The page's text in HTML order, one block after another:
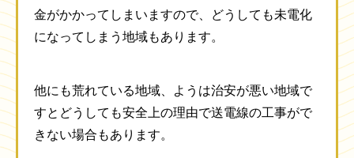
金がかかってしまいますので、どうしても未電化
になってしまう地域もあります。
他にも荒れている地域、ようは治安が悪い地域で
すとどうしても安全上の理由で送電線の工事がで
きない場合もあります。